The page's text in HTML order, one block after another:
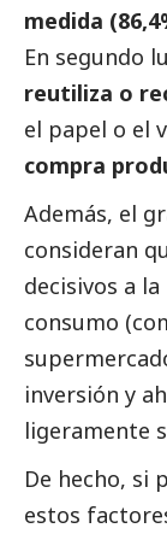
medida
En segundo
reutiliza o
el papel o el
compra
Además, el
consideran
decisivos a
consumo
inversión y
ligeramente
De hecho, si
estos